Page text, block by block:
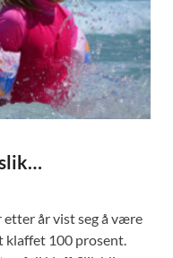
år vist seg å være
klaffet 100 prosent.